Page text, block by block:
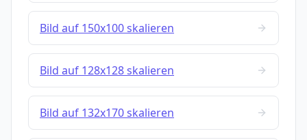
Bild auf 150x100 skalieren
Bild auf 128x128 skalieren
Bild auf 132x170 skalieren